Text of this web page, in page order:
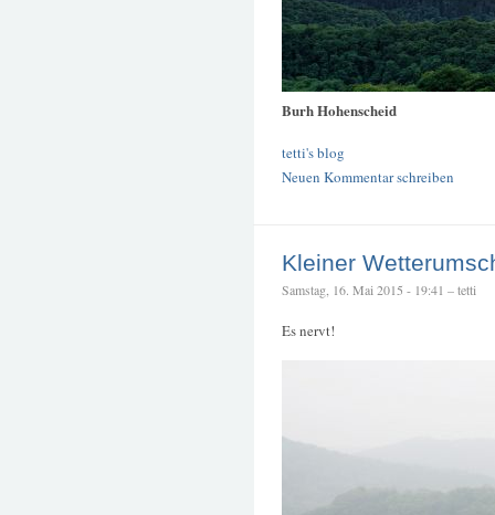
Burh Hohenscheid
tetti's blog
Neuen Kommentar schreiben
Kleiner
Samstag, 16. Mai 2015 - 19:41 – tetti
Es nervt!